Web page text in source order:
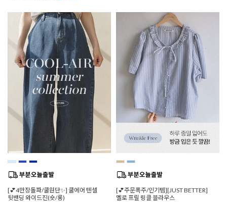
[💕4만장돌파/쿨원단✨] 쿨에어 텐셀
뒷밴딩 와이드진(숏/롱)
[💕주문폭주/인기템][JUST BETTER]
멜로 프릴 링클 블라우스